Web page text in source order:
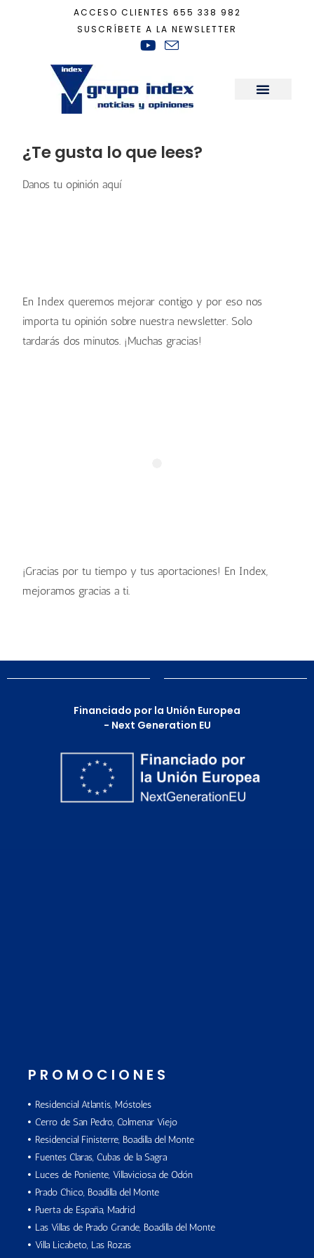
ACCESO CLIENTES 655 338 982
SUSCRÍBETE A LA NEWSLETTER
¿Te gusta la newsletter?
¿Te gusta lo que lees?
Danos tu opinión aquí
En Index queremos mejorar contigo y por eso nos
importa tu opinión sobre nuestra newsletter. Solo
tardarás dos minutos. ¡Muchas gracias!
¡Gracias por tu tiempo y tus aportaciones! En Index,
mejoramos gracias a ti.
Financiado por la Unión Europea
- Next Generation EU
PROMOCIONES
Residencial Atlantis, Móstoles
Cerro de San Pedro, Colmenar Viejo
Residencial Finisterre, Boadilla del Monte
Fuentes Claras, Cubas de la Sagra
Luces de Poniente, Villaviciosa de Odón
Prado Chico, Boadilla del Monte
Puerta de España, Madrid
Las Villas de Prado Grande, Boadilla del Monte
Villa Licabeto, Las Rozas